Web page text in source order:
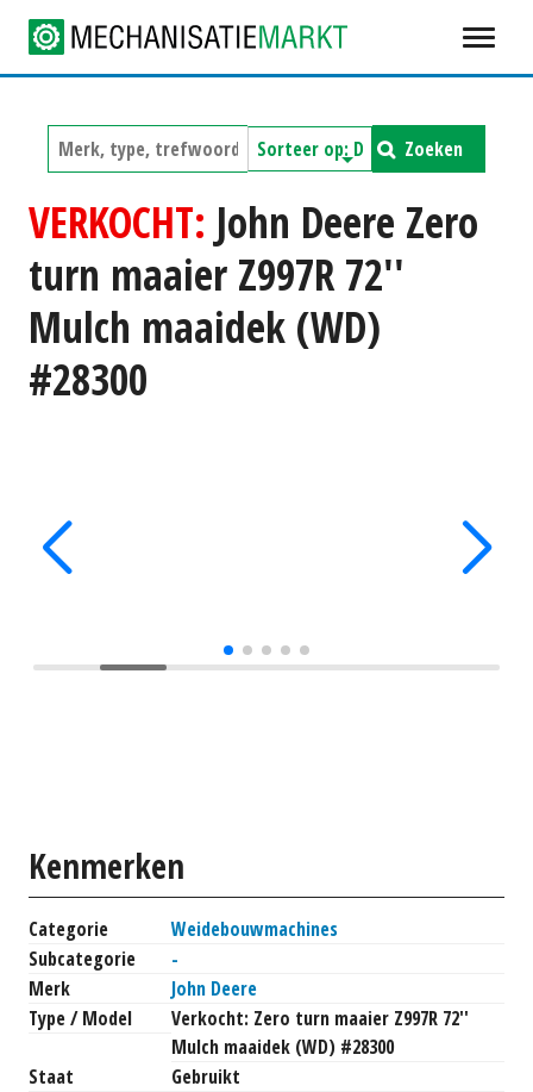
Zoeken
VERKOCHT: John Deere Zero
turn maaier Z997R 72''
Mulch maaidek (WD)
#28300
Kenmerken
Categorie
Weidebouwmachines
Subcategorie
-
Merk
John Deere
Type / Model
Verkocht: Zero turn maaier Z997R 72''
Mulch maaidek (WD) #28300
Staat
Gebruikt